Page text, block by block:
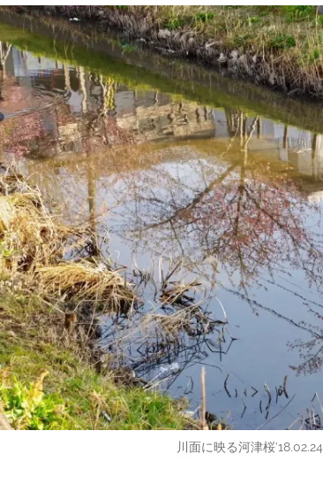
川面に映る河津桜’18.02.24